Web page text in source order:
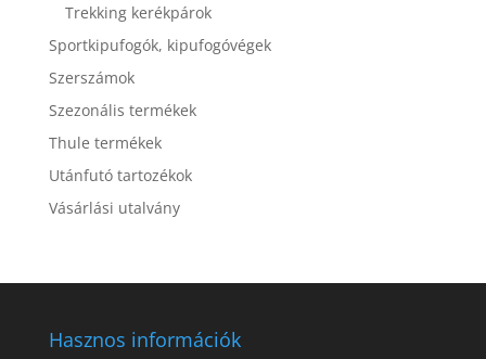
Trekking kerékpárok
Sportkipufogók, kipufogóvégek
Szerszámok
Szezonális termékek
Thule termékek
Utánfutó tartozékok
Vásárlási utalvány
Hasznos információk